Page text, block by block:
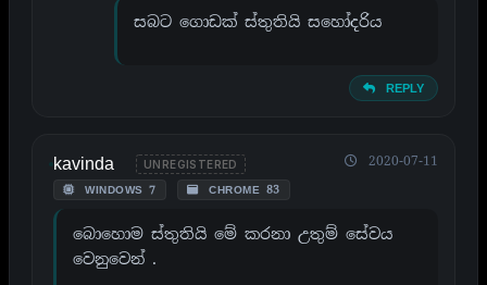
සබට ගොඩක් ස්තුතියි සහෝදරිය
REPLY
kavinda UNREGISTERED
WINDOWS 7 CHROME 83
2020-07-11
බොහොම ස්තුතියි මේ කරනා උතුම් සේවය
වෙනුවෙන් .